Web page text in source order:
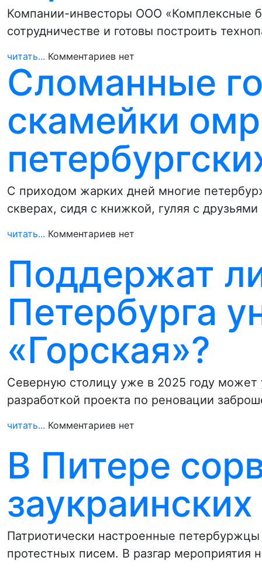
Компании-инвесторы ООО «Комплексные
сотрудничестве и готовы построить
читать... Комментариев нет
Сломанные
скамейки
С приходом жарких дней многие
скверах, сидя с книжкой, гуляя с
читать... Комментариев нет
Поддержат
Петербурга
«Горская»?
Северную столицу уже в 2025 году может
разработкой проекта по реновации
читать... Комментариев нет
В Питере
Патриотически настроенные
протестных писем. В разгар